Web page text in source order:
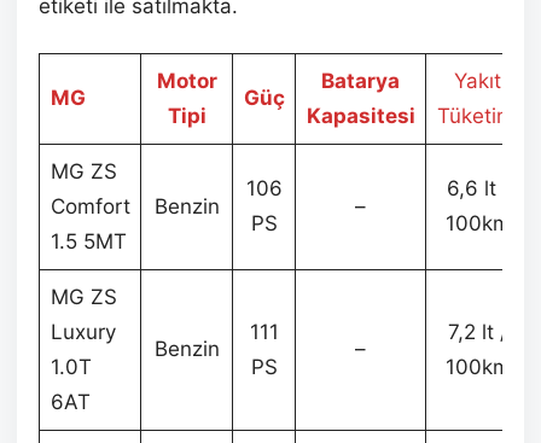
etiketi ile satılmakta.
MG
Motor
Tipi
Güç
Batarya
Kapasitesi
Yakıt
Tüketimi
MG ZS
Comfort
1.5 5MT
Benzin
106
PS
–
6,6 lt /
100km
MG ZS
Luxury
1.0T
6AT
Benzin
111
PS
–
7,2 lt /
100km